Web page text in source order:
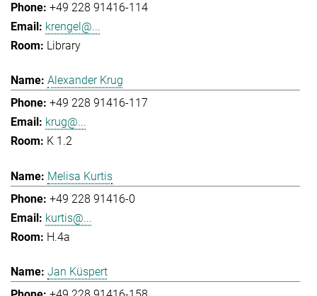
+49 228 91416-114
krengel@...
Library
Alexander Krug
+49 228 91416-117
krug@...
K 1.2
Melisa Kurtis
+49 228 91416-0
kurtis@...
H.4a
Jan Küspert